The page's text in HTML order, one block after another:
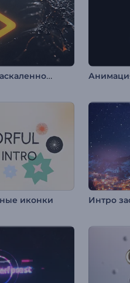
Интро "Всплеск раскаленной жидкости"
иконки